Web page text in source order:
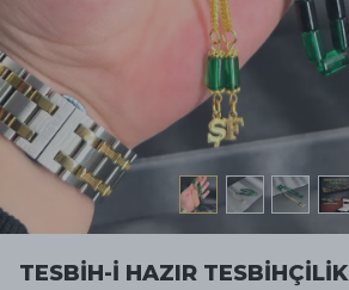
TESBİH-İ HAZIR TESBİHÇİLİK